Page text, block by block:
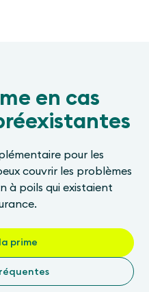
en cas
pour les
couvrir les problèmes
à poils qui existaient
prime